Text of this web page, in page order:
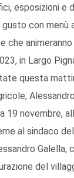
esposizioni e
con
che
in Largo
questa
19 novembre,
al sindaco
Galella,
del